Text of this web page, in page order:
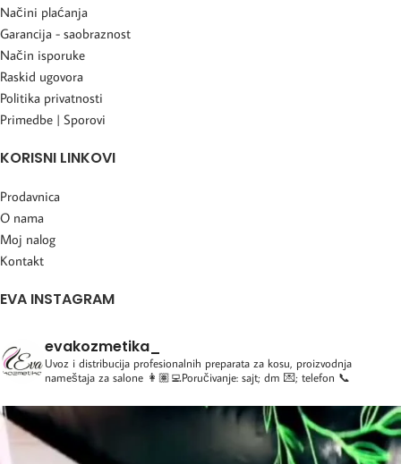
Načini plaćanja
Garancija - saobraznost
Način isporuke
Raskid ugovora
Politika privatnosti
Primedbe | Sporovi
KORISNI LINKOVI
Prodavnica
O nama
Moj nalog
Kontakt
EVA INSTAGRAM
evakozmetika_
Uvoz i distribucija profesionalnih preparata za kosu, proizvodnja
nameštaja za salone 👩🏽‍💻Poručivanje: sajt; dm 💌; telefon 📞